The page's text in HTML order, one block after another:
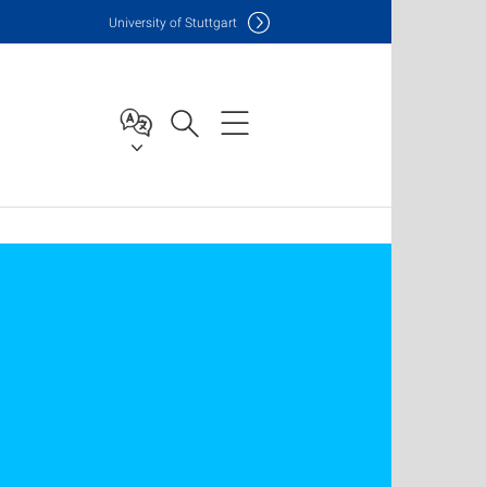
University of Stuttgart